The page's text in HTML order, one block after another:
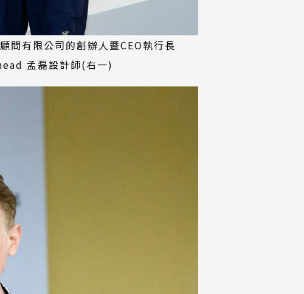
問有限公司的創辦人暨CEO執行長
孟磊設計師(右一)